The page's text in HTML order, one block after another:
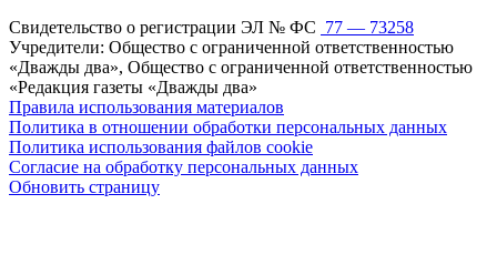
Свидетельство о регистрации ЭЛ № ФС 77 — 73258
Учредители: Общество с ограниченной ответственностью
«Дважды два», Общество с ограниченной ответственностью
«Редакция газеты «Дважды два»
Правила использования материалов
Политика в отношении обработки персональных данных
Политика использования файлов cookie
Согласие на обработку персональных данных
Обновить страницу